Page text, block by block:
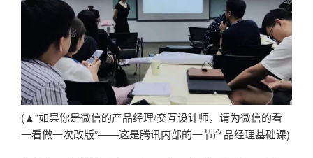
(▲“如果你是微信的产品经理/交互设计师，请为微信的看
一看做一次改版”——这是腾讯内部的一节产品经理基础课)